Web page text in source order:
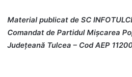
Material publicat de SC
Comandat de Partidul Mișcarea
Județeană Tulcea – Cod AEP